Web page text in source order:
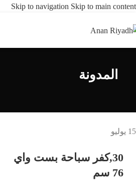
Skip to navigation Skip to main content
المدونة
15 يوليو
30,كفر سباحة بست واي
76 سم